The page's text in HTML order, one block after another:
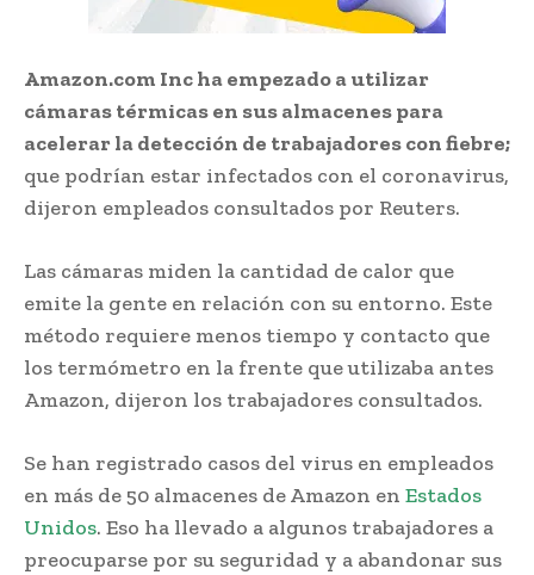
Amazon.com Inc ha empezado a utilizar
cámaras térmicas en sus almacenes para
acelerar la detección de trabajadores con fiebre;
que podrían estar infectados con el coronavirus,
dijeron empleados consultados por Reuters.
Las cámaras miden la cantidad de calor que
emite la gente en relación con su entorno. Este
método requiere menos tiempo y contacto que
los termómetro en la frente que utilizaba antes
Amazon, dijeron los trabajadores consultados.
Se han registrado casos del virus en empleados
en más de 50 almacenes de Amazon en Estados
Unidos. Eso ha llevado a algunos trabajadores a
preocuparse por su seguridad y a abandonar sus